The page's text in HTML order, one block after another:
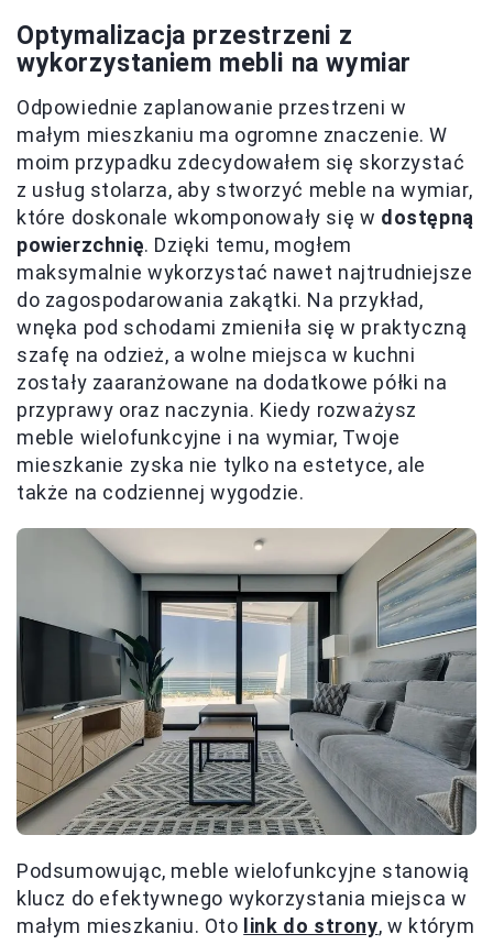
Optymalizacja przestrzeni z
wykorzystaniem mebli na wymiar
Odpowiednie zaplanowanie przestrzeni w
małym mieszkaniu ma ogromne znaczenie. W
moim przypadku zdecydowałem się skorzystać
z usług stolarza, aby stworzyć meble na wymiar,
które doskonale wkomponowały się w dostępną
powierzchnię. Dzięki temu, mogłem
maksymalnie wykorzystać nawet najtrudniejsze
do zagospodarowania zakątki. Na przykład,
wnęka pod schodami zmieniła się w praktyczną
szafę na odzież, a wolne miejsca w kuchni
zostały zaaranżowane na dodatkowe półki na
przyprawy oraz naczynia. Kiedy rozważysz
meble wielofunkcyjne i na wymiar, Twoje
mieszkanie zyska nie tylko na estetyce, ale
także na codziennej wygodzie.
Podsumowując, meble wielofunkcyjne stanowią
klucz do efektywnego wykorzystania miejsca w
małym mieszkaniu. Oto link do strony, w którym